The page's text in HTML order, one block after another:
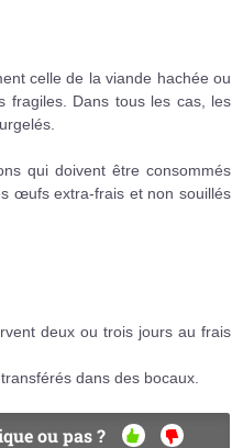
celle de la viande hachée ou
fragiles. Dans tous les cas, les
qui doivent être consommés
œufs extra-frais et non souillés
deux ou trois jours au frais
dans des bocaux.
ou pas ?